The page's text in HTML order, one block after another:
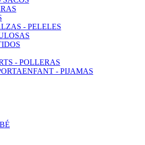
- PELELES
- POLLERAS
- PIJAMAS